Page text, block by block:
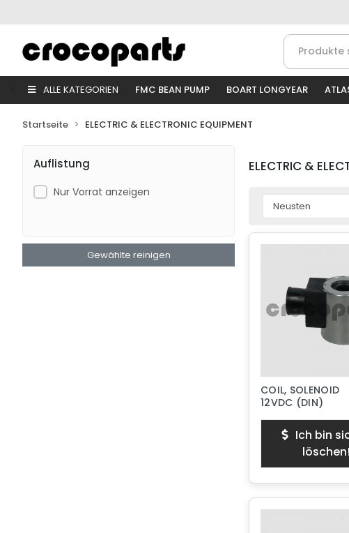
ALLE KATEGORIEN FMC BEAN PUMP BOART LONGYEAR
Startseite ELECTRIC & ELECTRONIC EQUIPMENT
Auflistung
Nur Vorrat anzeigen
Gewählte reinigen
ELECTRIC &
COIL, SOLENOID
12VDC (DIN)
Ich bin
löschen!